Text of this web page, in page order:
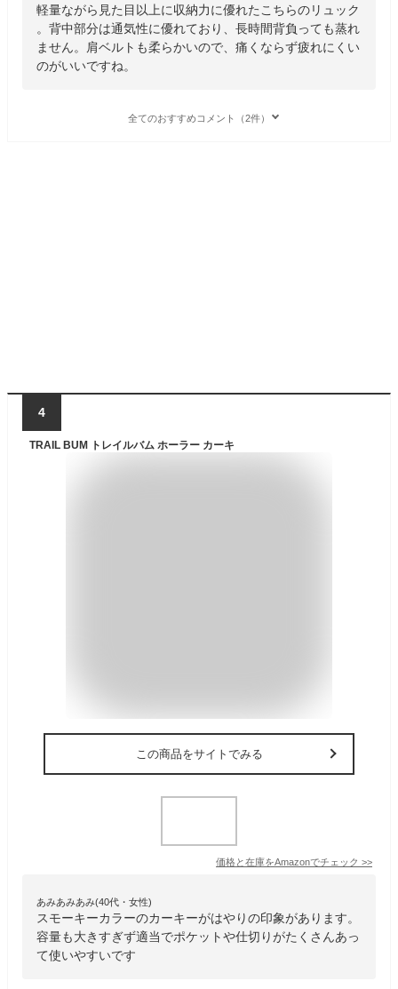
軽量ながら見た目以上に収納力に優れたこちらのリュック
。背中部分は通気性に優れており、長時間背負っても蒸れ
ません。肩ベルトも柔らかいので、痛くならず疲れにくい
のがいいですね。
全てのおすすめコメント（2件）
4
TRAIL BUM トレイルバム ホーラー カーキ
この商品をサイトでみる
価格と在庫をAmazonでチェック >>
あみあみあみ(40代・女性)
スモーキーカラーのカーキーがはやりの印象があります。
容量も大きすぎず適当でポケットや仕切りがたくさんあっ
て使いやすいです